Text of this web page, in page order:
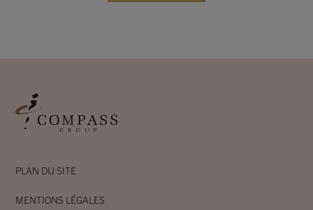
PLAN DU SITE
MENTIONS LÉGALES